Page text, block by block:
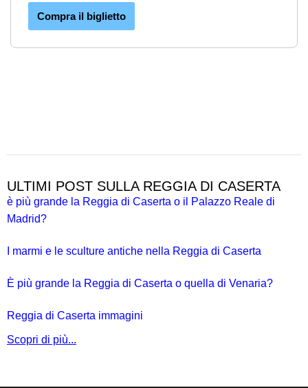
Compra il biglietto
ULTIMI POST SULLA REGGIA DI CASERTA
è più grande la Reggia di Caserta o il Palazzo Reale di
Madrid?
I marmi e le sculture antiche nella Reggia di Caserta
È più grande la Reggia di Caserta o quella di Venaria?
Reggia di Caserta immagini
Scopri di più...